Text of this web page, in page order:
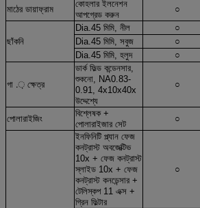
মাঠের ডায়াফ্রাম
কোহলার ইলনেশন
আপগ্রেড করুন
○
ছাঁকনি
Dia.45 মিমি, নীল ○
Dia.45 মিমি, সবুজ
○
Dia.45 মিমি, হলুদ
○
গা .় ক্ষেত্র
ডার্ক ফিল্ড কন্ডেনসার,
শুকনো, NA0.83-
0.91, 4x10x40x
উদ্দেশ্যে
○
পোলারাইজিং
বিশ্লেষক +
পোলারাইজার সেট
○
ইনফিনিটি প্ল্যান ফেজ
কনট্রাস্ট অবজেক্টিভ
10x + ফেজ কনট্রাস্ট
স্লাইড 10x + ফেজ
কনট্রাস্ট কনডেন্সার +
টেলিস্কপ 11 এক্স +
গ্রিন ফিল্টার
○